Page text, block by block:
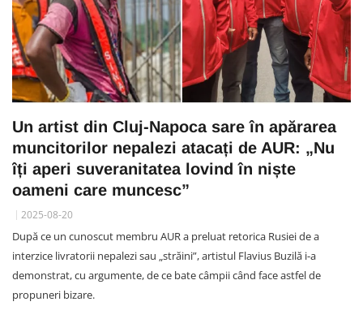
Un artist din Cluj-Napoca sare în apărarea
muncitorilor nepalezi atacați de AUR: „Nu
îți aperi suveranitatea lovind în niște
oameni care muncesc”
2025-08-20
După ce un cunoscut membru AUR a preluat retorica Rusiei de a
interzice livratorii nepalezi sau „străini”, artistul Flavius Buzilă i-a
demonstrat, cu argumente, de ce bate câmpii când face astfel de
propuneri bizare.